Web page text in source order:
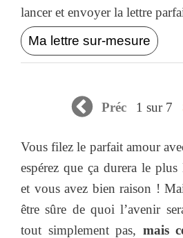
lancer et envoyer la lettre
Ma lettre sur-mesure
Préc 1 sur 7
Vous filez le parfait amour
espérez que ça durera le
et vous avez bien raison !
être sûre de quoi l’avenir
tout simplement pas, mais